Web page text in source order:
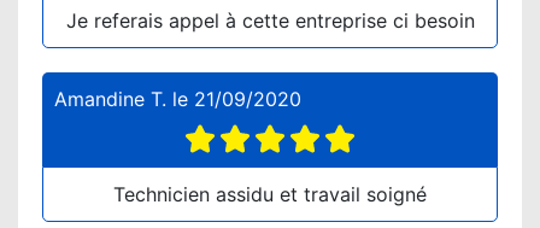
Je referais appel à cette entreprise ci besoin
Amandine T. le 21/09/2020
Technicien assidu et travail soigné